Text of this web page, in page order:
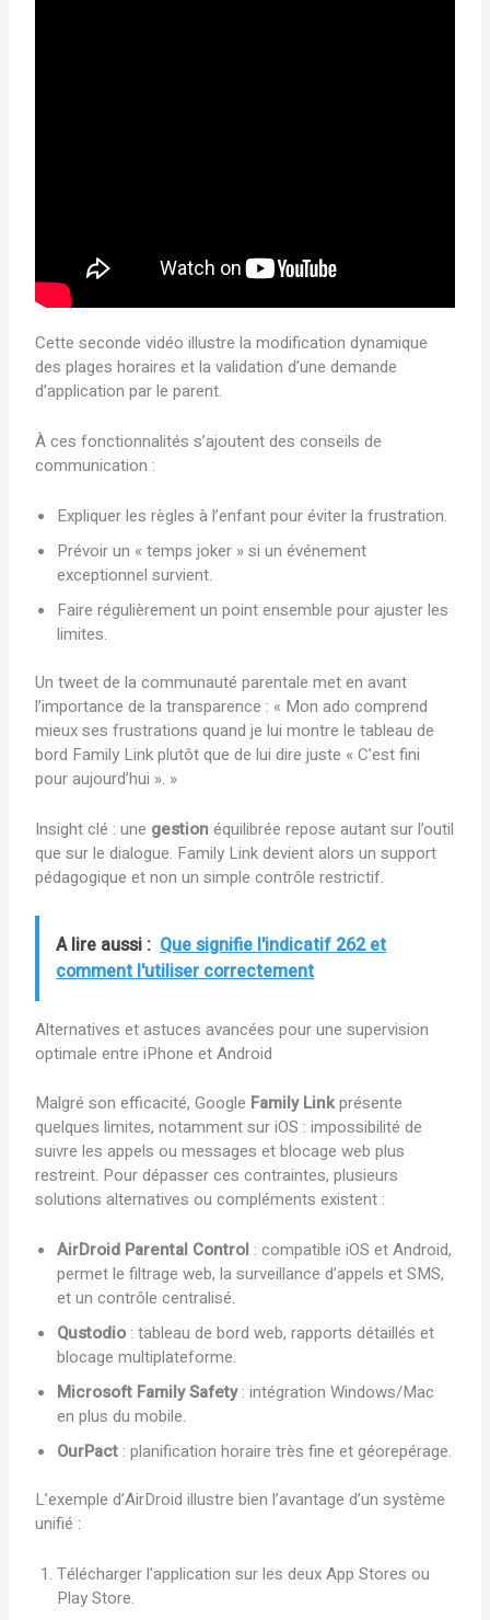
Cette seconde vidéo illustre la modification dynamique
des plages horaires et la validation d’une demande
d’application par le parent.
À ces fonctionnalités s’ajoutent des conseils de
communication :
Expliquer les règles à l’enfant pour éviter la frustration.
Prévoir un « temps joker » si un événement
exceptionnel survient.
Faire régulièrement un point ensemble pour ajuster les
limites.
Un tweet de la communauté parentale met en avant
l’importance de la transparence : « Mon ado comprend
mieux ses frustrations quand je lui montre le tableau de
bord Family Link plutôt que de lui dire juste « C’est fini
pour aujourd’hui ». »
Insight clé : une gestionéquilibrée repose autant sur l’outil
que sur le dialogue. Family Link devient alors un support
pédagogique et non un simple contrôle restrictif.
A lire aussi : Que signifie l'indicatif 262 et
comment l'utiliser correctement
Alternatives et astuces avancées pour une supervision
optimale entre iPhone et Android
Malgré son efficacité, Google Family Linkprésente
quelques limites, notamment sur iOS : impossibilité de
suivre les appels ou messages et blocage web plus
restreint. Pour dépasser ces contraintes, plusieurs
solutions alternatives ou compléments existent :
AirDroid Parental Control : compatible iOS et Android,
permet le filtrage web, la surveillance d’appels et SMS,
et un contrôle centralisé.
Qustodio: tableau de bord web, rapports détaillés et
blocage multiplateforme.
Microsoft Family Safety: intégration Windows/Mac
en plus du mobile.
OurPact : planification horaire très fine et géorepérage.
L’exemple d’AirDroid illustre bien l’avantage d’un système
unifié :
Télécharger l’application sur les deux App Stores ou
Play Store.